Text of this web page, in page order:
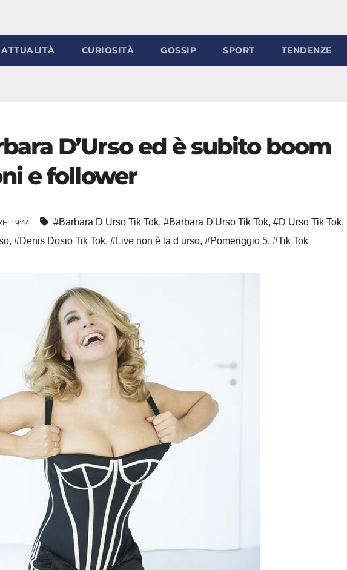
ATTUALITÀ CURIOSITÀ GOSSIP SPORT TENDENZE
D’Urso ed è subito boom
e follower
19:44 #Barbara D Urso Tik Tok, #Barbara D'Urso Tik Tok, #D Urso Tik Tok,
, #Denis Dosio Tik Tok, #Live non è la d urso, #Pomeriggio 5, #Tik Tok